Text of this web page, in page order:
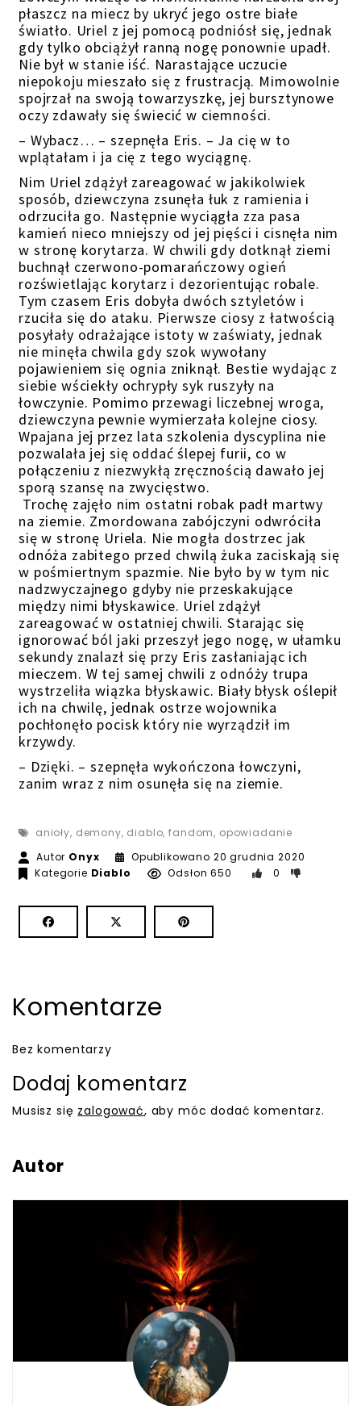
płaszcz na miecz by ukryć jego ostre białe
światło. Uriel z jej pomocą podniósł się, jednak
gdy tylko obciążył ranną nogę ponownie upadł.
Nie był w stanie iść. Narastające uczucie
niepokoju mieszało się z frustracją. Mimowolnie
spojrzał na swoją towarzyszkę, jej bursztynowe
oczy zdawały się świecić w ciemności.
– Wybacz… – szepnęła Eris. – Ja cię w to
wplątałam i ja cię z tego wyciągnę.
Nim Uriel zdążył zareagować w jakikolwiek
sposób, dziewczyna zsunęła łuk z ramienia i
odrzuciła go. Następnie wyciągła zza pasa
kamień nieco mniejszy od jej pięści i cisnęła nim
w stronę korytarza. W chwili gdy dotknął ziemi
buchnął czerwono-pomarańczowy ogień
rozświetlając korytarz i dezorientując robale.
Tym czasem Eris dobyła dwóch sztyletów i
rzuciła się do ataku. Pierwsze ciosy z łatwością
posyłały odrażające istoty w zaświaty, jednak
nie minęła chwila gdy szok wywołany
pojawieniem się ognia zniknął. Bestie wydając z
siebie wściekły ochrypły syk ruszyły na
łowczynie. Pomimo przewagi liczebnej wroga,
dziewczyna pewnie wymierzała kolejne ciosy.
Wpajana jej przez lata szkolenia dyscyplina nie
pozwalała jej się oddać ślepej furii, co w
połączeniu z niezwykłą zręcznością dawało jej
sporą szansę na zwycięstwo.
Trochę zajęło nim ostatni robak padł martwy
na ziemie. Zmordowana zabójczyni odwróciła
się w stronę Uriela. Nie mogła dostrzec jak
odnóża zabitego przed chwilą żuka zaciskają się
w pośmiertnym spazmie. Nie było by w tym nic
nadzwyczajnego gdyby nie przeskakujące
między nimi błyskawice. Uriel zdążył
zareagować w ostatniej chwili. Starając się
ignorować ból jaki przeszył jego nogę, w ułamku
sekundy znalazł się przy Eris zasłaniając ich
mieczem. W tej samej chwili z odnóży trupa
wystrzeliła wiązka błyskawic. Biały błysk oślepił
ich na chwilę, jednak ostrze wojownika
pochłonęło pocisk który nie wyrządził im
krzywdy.
– Dzięki. – szepnęła wykończona łowczyni,
zanim wraz z nim osunęła się na ziemie.
anioły, demony, diablo,fandom, opowiadanie
Autor Onyx Opublikowano 20 grudnia 2020
Kategorie Diablo Odsłon 650 0
Komentarze
Bez komentarzy
Dodaj komentarz
Musisz się zalogować, aby móc dodać komentarz.
Autor